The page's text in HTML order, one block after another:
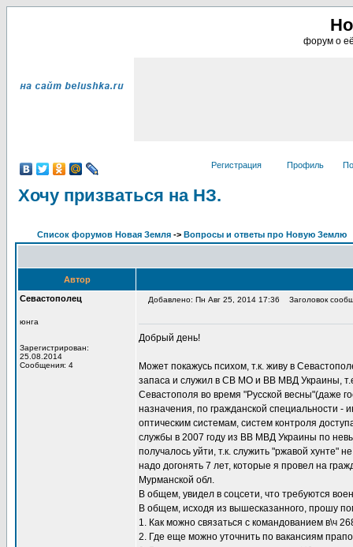
форум о
Регистрация Профиль
Хочу призваться на НЗ.
Список форумов Новая Земля -> Вопросы и ответы про Новую Землю
Автор
Севастополец
юнга
Зарегистрирован:
25.08.2014
Сообщения: 4
Добавлено: Пн Авг 25, 2014 17:36 Заголовок
Добрый день!
Может покажусь психом, т.к. живу в
запаса и служил в СВ МО и ВВ МВД Украины,
Севастополя во время "Русской весны"(даже
назначения, по гражданской специальности
оптическим системам, систем контроля
службы в 2007 году из ВВ МВД Украины по
получалось уйти, т.к. служить "ржавой хунте"
надо догонять 7 лет, которые я провел на
Мурманской обл.
В общем, увидел в соцсети, что требуются
В общем, исходя из вышесказанного, прошу
1. Как можно связаться с командованием в\ч
2. Где еще можно уточнить по вакансиям